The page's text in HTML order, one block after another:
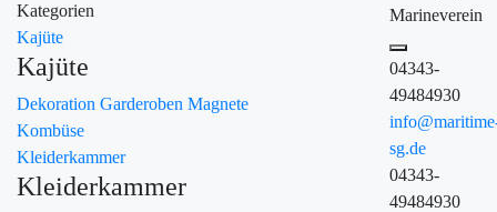
Kategorien
Kajüte
Kajüte
Dekoration Garderoben Magnete
Kombüse
Kleiderkammer
Kleiderkammer
Marineverein
04343-
49484930
sg.de
04343-
49484930